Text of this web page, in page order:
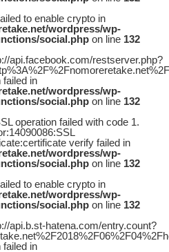
to enable crypto in
wordpress/wp-
social.php on line 132
api.facebook.com/restserver.php?
failed in
wordpress/wp-
social.php on line 132
operation failed with code 1.
verify failed in
wordpress/wp-
social.php on line 132
to enable crypto in
wordpress/wp-
social.php on line 132
api.b.st-hatena.com/entry.count?
failed in